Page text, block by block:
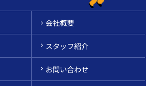
会社概要
スタッフ紹介
お問い合わせ